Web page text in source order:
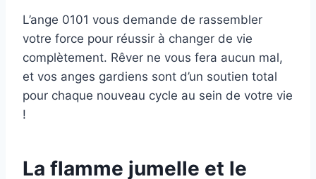
L’ange 0101 vous demande de rassembler
votre force pour réussir à changer de vie
complètement. Rêver ne vous fera aucun mal,
et vos anges gardiens sont d’un soutien total
pour chaque nouveau cycle au sein de votre vie
!
La flamme jumelle et le